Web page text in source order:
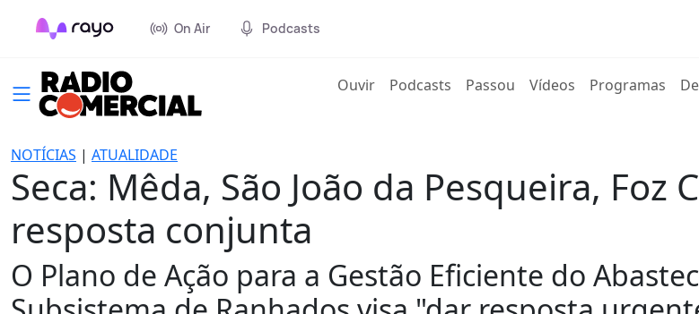
On Air Podcasts
Ouvir(current)
Podcasts Passou Vídeos Programas
NOTÍCIAS | ATUALIDADE
Seca: Mêda, São João da Pesqueira, Foz
resposta conjunta
O Plano de Ação para a Gestão Eficiente do